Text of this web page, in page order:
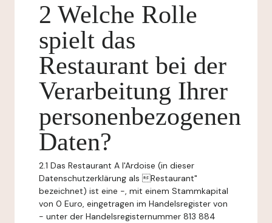
2 Welche Rolle
spielt das
Restaurant bei der
Verarbeitung Ihrer
personenbezogenen
Daten?
2.1 Das Restaurant A l'Ardoise (in dieser
Datenschutzerklärung als Restaurant"
bezeichnet) ist eine -, mit einem Stammkapital
von 0 Euro, eingetragen im Handelsregister von
- unter der Handelsregisternummer 813 884